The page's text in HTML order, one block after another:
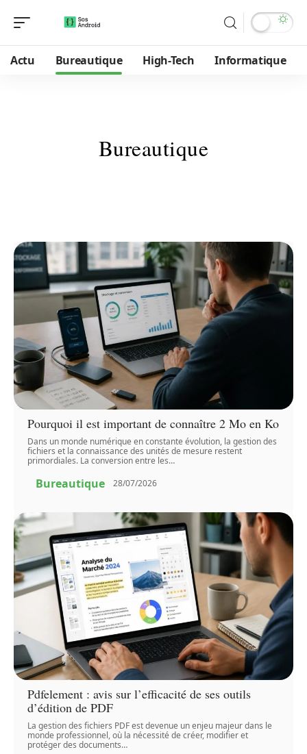
Actu Bureautique High-Tech Informatique
Bureautique
Pourquoi il est important de connaître 2 Mo en Ko
Dans un monde numérique en constante évolution, la gestion des
fichiers et la connaissance des unités de mesure restent
primordiales. La conversion entre les…
Bureautique 28/07/2026
Pdfelement : avis sur l’efficacité de ses outils
d’édition de PDF
La gestion des fichiers PDF est devenue un enjeu majeur dans le
monde professionnel, où la nécessité de créer, modifier et
protéger des documents…